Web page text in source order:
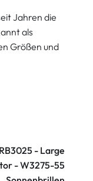
Jahren die
als
Größen und
- Large
- W3275-55